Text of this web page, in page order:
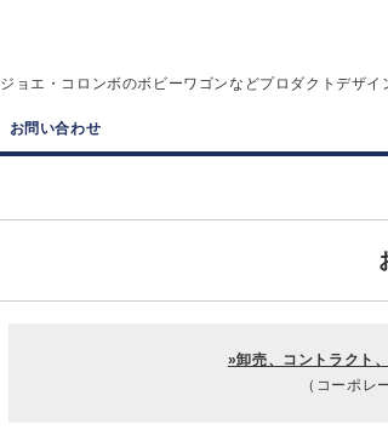
ジョエ・コロンボのボビーワゴンなどプロダクトデザ
お問い合わせ
»卸売、コントラクト
（コーポレ